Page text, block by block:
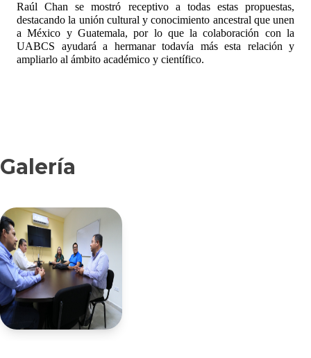
Raúl Chan se mostró receptivo a todas estas propuestas,
destacando la unión cultural y conocimiento ancestral que unen
a México y Guatemala, por lo que la colaboración con la
UABCS ayudará a hermanar todavía más esta relación y
ampliarlo al ámbito académico y científico.
Galería